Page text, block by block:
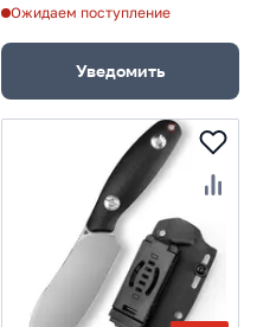
Ожидаем поступление
Уведомить